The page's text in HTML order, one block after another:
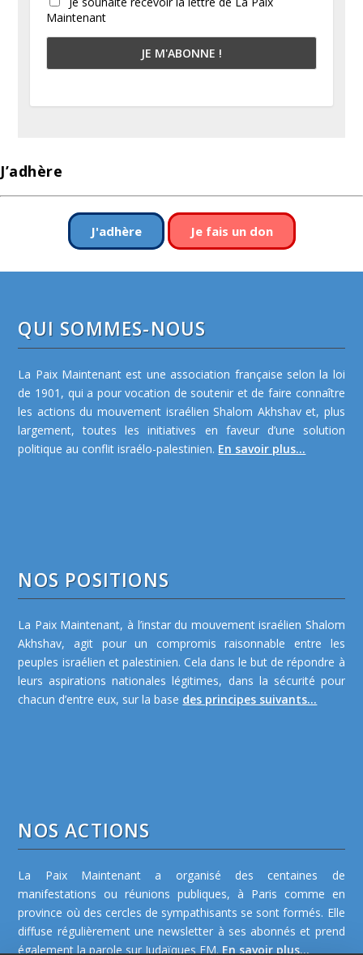
Maintenant
J’adhère
J'adhère Je fais un don
QUI SOMMES-NOUS
La Paix Maintenant est une association française selon la loi
de 1901, qui a pour vocation de soutenir et de faire connaître
les actions du mouvement israélien Shalom Akhshav et, plus
largement, toutes les initiatives en faveur d’une solution
politique au conflit israélo-palestinien. En savoir plus...
NOS POSITIONS
La Paix Maintenant, à l’instar du mouvement israélien Shalom
Akhshav, agit pour un compromis raisonnable entre les
peuples israélien et palestinien. Cela dans le but de répondre à
leurs aspirations nationales légitimes, dans la sécurité pour
chacun d’entre eux, sur la base des principes suivants...
NOS ACTIONS
La Paix Maintenant a organisé des centaines de
manifestations ou réunions publiques, à Paris comme en
province où des cercles de sympathisants se sont formés. Elle
diffuse régulièrement une newsletter à ses abonnés et prend
également la parole sur Judaïques FM.En savoir plus...